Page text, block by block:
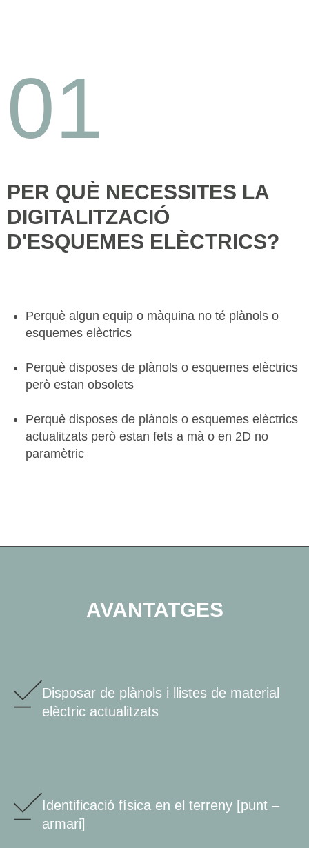
01
PER QUÈ NECESSITES LA
DIGITALITZACIÓ
D'ESQUEMES ELÈCTRICS?
Perquè algun equip o màquina no té plànols o
esquemes elèctrics
Perquè disposes de plànols o esquemes elèctrics
però estan obsolets
Perquè disposes de plànols o esquemes elèctrics
actualitzats però estan fets a mà o en 2D no
paramètric
AVANTATGES
Disposar de plànols i llistes de material
elèctric actualitzats
Identificació física en el terreny [punt –
armari]